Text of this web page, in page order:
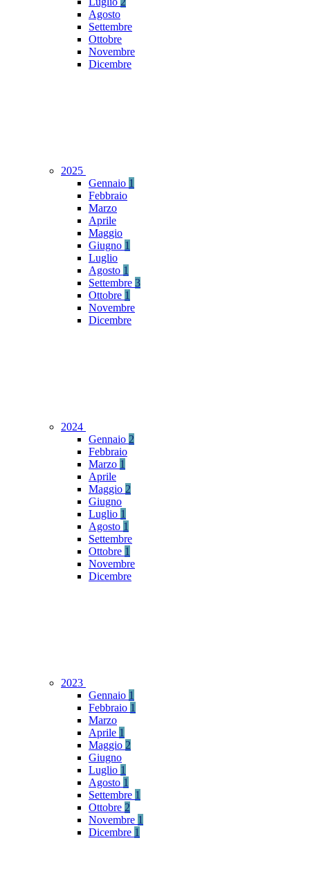
Agosto
Settembre
Ottobre
Novembre
Dicembre
2025
Gennaio 1
Febbraio
Marzo
Aprile
Maggio
Giugno 1
Luglio
Agosto 1
Settembre 3
Ottobre 1
Novembre
Dicembre
2024
Gennaio 2
Febbraio
Marzo 1
Aprile
Maggio 2
Giugno
Luglio 1
Agosto 1
Settembre
Ottobre 1
Novembre
Dicembre
2023
Gennaio 1
Febbraio 1
Marzo
Aprile 1
Maggio 2
Giugno
Luglio 1
Agosto 1
Settembre 1
Ottobre 2
Novembre 1
Dicembre 1